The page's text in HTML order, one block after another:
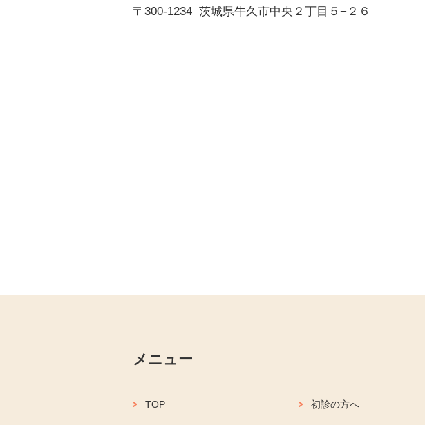
〒300-1234 茨城県牛久市中央２丁目５−２６
メニュー
TOP 初診の方へ